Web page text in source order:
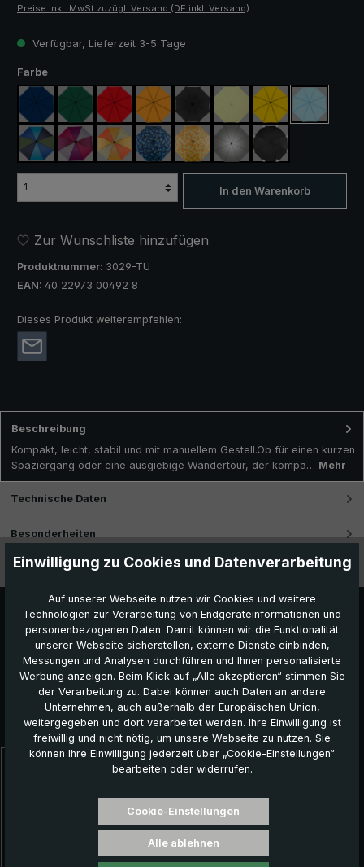
Preise inkl. MwSt zuzügl. Versand (DE inkl. Versand)
Verfügbar, Lieferzeit 3-5 Tage
Farbeauswählen
marineblaudunkelgrün
rot orange schwarz hellgrün gelb hellblau
blau / grünlila / rot / grauorange / gelbblau / grün kariert
gelb / orange kariert
silber, UV-Schutz 50+
schwarz, mit
In den Warenkorb
Zur Wunschliste hinzufügen
Produktnummer: 3029-TU
EAN: 40 22973 00492 8
Dieses Produkt weiterempfehlen:
Beschreibung
Kompakt, leicht, stabil und mit manuellem Gestell.Ob für einen kurzen
Spaziergang oder eine ausgiebige Wandertour, der kompa… Mehr
Technische Daten
Besonderheiten
Videos
Produktgalerie überspringen
Das könnte Ihnen auch gefallen
Einwilligung zu Cookies und Datenverarbeitung
Auf unserer Webseite nutzen wir Cookies und weitere
Technologien zur Verarbeitung von Endgeräteinformationen und
personenbezogenen Daten. Damit können wir die Funktionalität
unserer Webseite sicherstellen, externe Dienste einbinden,
Messungen und Analysen durchführen und Ihnen personalisierte
Werbung anzeigen. Beim Klick auf „Alle akzeptieren“ stimmen Sie
der Verarbeitung zu. Dabei können auch Daten an andere
Unternehmen, auch außerhalb der Europäischen Union,
weitergegeben und dort verarbeitet werden. Ihre Einwilligung ist
freiwillig und nicht nötig, um unsere Webseite zu nutzen. Sie
können Ihre Einwilligung jederzeit über „Cookie-Einstellungen“
bearbeiten oder widerrufen.
Cookie-Einstellungen
Alle ablehnen